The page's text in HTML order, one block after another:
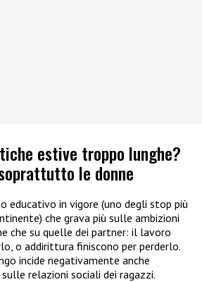
estive troppo lunghe?
le donne
educativo in vigore (uno degli stop più
che grava più sulle ambizioni
che su quelle dei partner: il lavoro
o addirittura finiscono per perderlo.
incide negativamente anche
relazioni sociali dei ragazzi.